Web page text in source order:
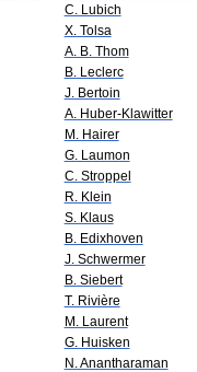
C. Lubich
X. Tolsa
A. B. Thom
B. Leclerc
J. Bertoin
A. Huber-Klawitter
M. Hairer
G. Laumon
C. Stroppel
R. Klein
S. Klaus
B. Edixhoven
J. Schwermer
B. Siebert
T. Rivière
M. Laurent
G. Huisken
N. Anantharaman